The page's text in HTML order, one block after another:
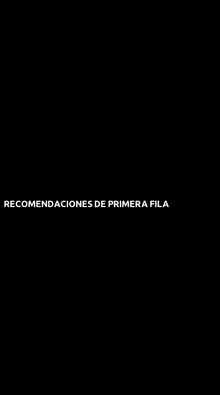
RECOMENDACIONES DE PRIMERA FILA